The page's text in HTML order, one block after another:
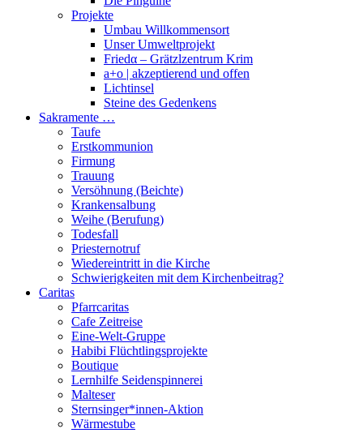
Projekte
Umbau Willkommensort
Unser Umweltprojekt
Friedα – Grätzlzentrum Krim
a+o | akzeptierend und offen
Lichtinsel
Steine des Gedenkens
Sakramente …
Taufe
Erstkommunion
Firmung
Trauung
Versöhnung (Beichte)
Krankensalbung
Weihe (Berufung)
Todesfall
Priesternotruf
Wiedereintritt in die Kirche
Schwierigkeiten mit dem Kirchenbeitrag?
Caritas
Pfarrcaritas
Cafe Zeitreise
Eine-Welt-Gruppe
Habibi Flüchtlingsprojekte
Boutique
Lernhilfe Seidenspinnerei
Malteser
Sternsinger*innen-Aktion
Wärmestube